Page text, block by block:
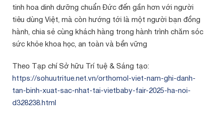
tinh hoa dinh dưỡng chuẩn Đức đến gần hơn với người
tiêu dùng Việt, mà còn hướng tới là một người bạn đồng
hành, chia sẻ cùng khách hàng trong hành trình chăm sóc
sức khỏe khoa học, an toàn và bền vững
Theo Tạp chí Sở hữu Trí tuệ & Sáng tạo:
https://sohuutritue.net.vn/orthomol-viet-nam-ghi-danh-
tan-binh-xuat-sac-nhat-tai-vietbaby-fair-2025-ha-noi-
d328238.html